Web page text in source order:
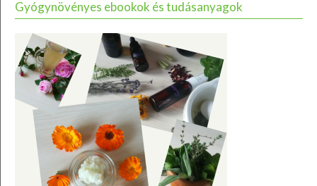
Gyógynövényes ebookok és tudásanyagok